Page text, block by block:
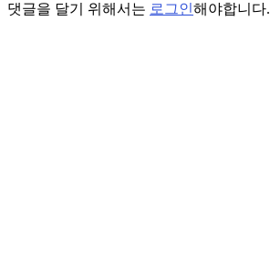
댓글을 달기 위해서는 로그인해야합니다.